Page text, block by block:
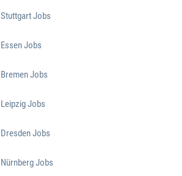
Stuttgart Jobs
Essen Jobs
Bremen Jobs
Leipzig Jobs
Dresden Jobs
Nürnberg Jobs